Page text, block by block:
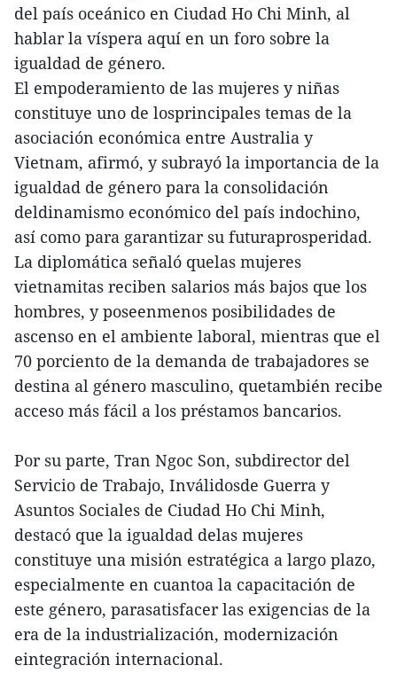
del país oceánico en Ciudad Ho Chi Minh, al
hablar la víspera aquí en un foro sobre la
igualdad de género.
El empoderamiento de las mujeres y niñas
constituye uno de losprincipales temas de la
asociación económica entre Australia y
Vietnam, afirmó, y subrayó la importancia de la
igualdad de género para la consolidación
deldinamismo económico del país indochino,
así como para garantizar su futuraprosperidad.
La diplomática señaló quelas mujeres
vietnamitas reciben salarios más bajos que los
hombres, y poseenmenos posibilidades de
ascenso en el ambiente laboral, mientras que el
70 porciento de la demanda de trabajadores se
destina al género masculino, quetambién recibe
acceso más fácil a los préstamos bancarios.
Por su parte, Tran Ngoc Son, subdirector del
Servicio de Trabajo, Inválidosde Guerra y
Asuntos Sociales de Ciudad Ho Chi Minh,
destacó que la igualdad delas mujeres
constituye una misión estratégica a largo plazo,
especialmente en cuantoa la capacitación de
este género, parasatisfacer las exigencias de la
era de la industrialización, modernización
eintegración internacional.